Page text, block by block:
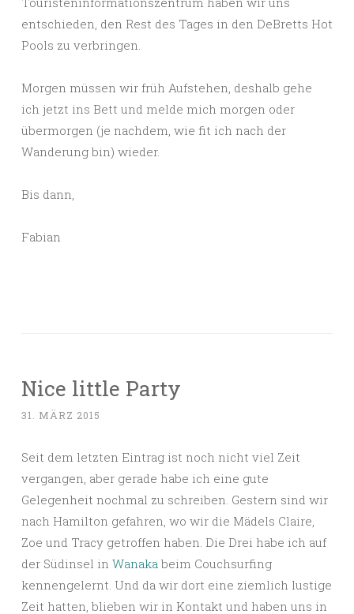
entschieden, den Rest des Tages in den DeBretts Hot
Pools zu verbringen.
Morgen müssen wir früh Aufstehen, deshalb gehe
ich jetzt ins Bett und melde mich morgen oder
übermorgen (je nachdem, wie fit ich nach der
Wanderung bin) wieder.
Bis dann,
Fabian
Nice little Party
31. MÄRZ 2015
Seit dem letzten Eintrag ist noch nicht viel Zeit
vergangen, aber gerade habe ich eine gute
Gelegenheit nochmal zu schreiben. Gestern sind wir
nach Hamilton gefahren, wo wir die Mädels Claire,
Zoe und Tracy getroffen haben. Die Drei habe ich auf
der Südinsel in Wanaka beim Couchsurfing
kennengelernt. Und da wir dort eine ziemlich lustige
Zeit hatten, blieben wir in Kontakt und haben uns in